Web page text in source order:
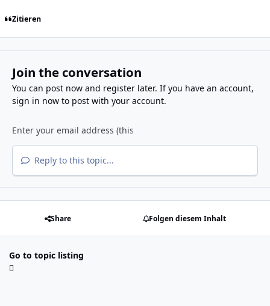
Zitieren
Join the conversation
You can post now and register later. If you have an account,
sign in nowto post with your account.
Reply to this topic...
Share Folgen diesem Inhalt
Go to topic listing